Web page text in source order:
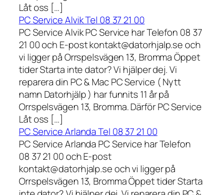
Låt oss […]
PC Service Alvik Tel 08 37 21 00
PC Service Alvik PC Service har Telefon 08 37
21 00 och E-post kontakt@datorhjalp.se och
vi ligger på Orrspelsvägen 13, Bromma Öppet
tider Starta inte dator? Vi hjälper dej. Vi
reparera din PC & Mac PC Service ( Nytt
namn Datorhjälp ) har funnits 11 år på
Orrspelsvägen 13, Bromma. Därför PC Service
Låt oss […]
PC Service Arlanda Tel 08 37 21 00
PC Service Arlanda PC Service har Telefon
08 37 21 00 och E-post
kontakt@datorhjalp.se och vi ligger på
Orrspelsvägen 13, Bromma Öppet tider Starta